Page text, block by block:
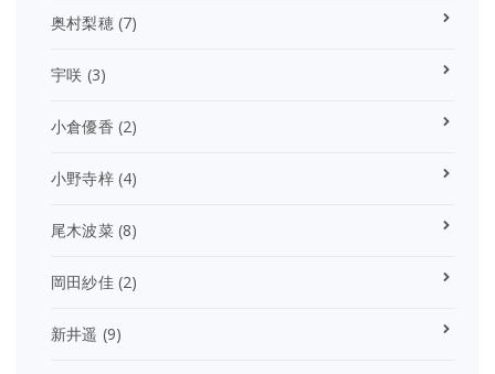
奥村梨穂(7)
宇咲 (3)
小倉優香 (2)
小野寺梓(4)
尾木波菜(8)
岡田紗佳(2)
新井遥 (9)